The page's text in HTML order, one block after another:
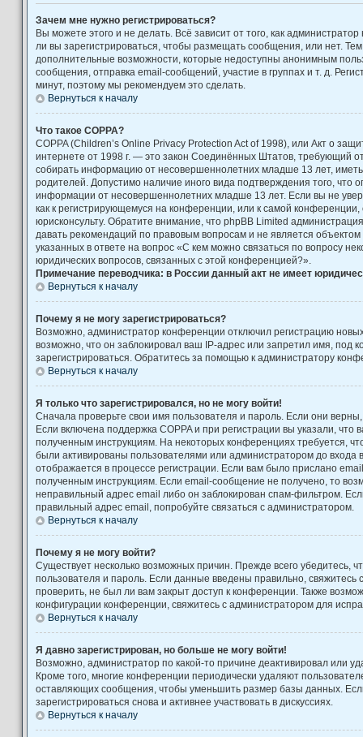
Зачем мне нужно регистрироваться?
Вы можете этого и не делать. Всё зависит от того, как
ли вы зарегистрироваться, чтобы размещать сообщения, или нет.
дополнительные возможности, которые недоступны анонимным
сообщения, отправка email-сообщений, участие в группах и т. д.
минут, поэтому мы рекомендуем это сделать.
Вернуться к началу
Что такое COPPA?
COPPA (Children’s Online Privacy Protection Act of 1998), или Акт о
интернете от 1998 г. — это закон Соединённых Штатов, требующий
собирать информацию от несовершеннолетних младше 13 лет, иметь
родителей. Допустимо наличие иного вида подтверждения того, что
информации от несовершеннолетних младше 13 лет. Если вы не
как к регистрирующемуся на конференции, или к самой
юрисконсульту. Обратите внимание, что phpBB Limited
давать рекомендаций по правовым вопросам и не является
указанных в ответе на вопрос «С кем можно связаться по вопросу
юридических вопросов, связанных с этой конференцией?».
Примечание переводчика: в России данный акт не имеет
Вернуться к началу
Почему я не могу зарегистрироваться?
Возможно, администратор конференции отключил регистрацию
возможно, что он заблокировал ваш IP-адрес или запретил имя, под
зарегистрироваться. Обратитесь за помощью к администратору
Вернуться к началу
Я только что зарегистрировался, но не могу войти!
Сначала проверьте свои имя пользователя и пароль. Если они
Если включена поддержка COPPA и при регистрации вы указали, что
полученным инструкциям. На некоторых конференциях требуется,
были активированы пользователями или администратором до входа
отображается в процессе регистрации. Если вам было прислано
полученным инструкциям. Если email-сообщение не получено, то
неправильный адрес email либо он заблокирован спам-фильтром.
правильный адрес email, попробуйте связаться с администратором.
Вернуться к началу
Почему я не могу войти?
Существует несколько возможных причин. Прежде всего убедитесь,
пользователя и пароль. Если данные введены правильно, свяжитесь
проверить, не был ли вам закрыт доступ к конференции. Также
конфигурации конференции, свяжитесь с администратором для
Вернуться к началу
Я давно зарегистрирован, но больше не могу войти!
Возможно, администратор по какой-то причине деактивировал или
Кроме того, многие конференции периодически удаляют
оставляющих сообщения, чтобы уменьшить размер базы данных.
зарегистрироваться снова и активнее участвовать в дискуссиях.
Вернуться к началу